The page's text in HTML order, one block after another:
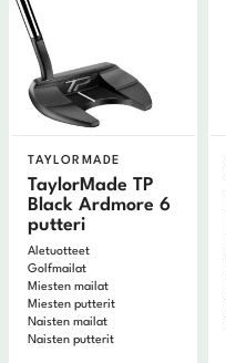
TAYLORMADE
TaylorMade TP
Black Ardmore 6
putteri
Aletuotteet
Golfmailat
Miesten mailat
Miesten putterit
Naisten mailat
Naisten putterit